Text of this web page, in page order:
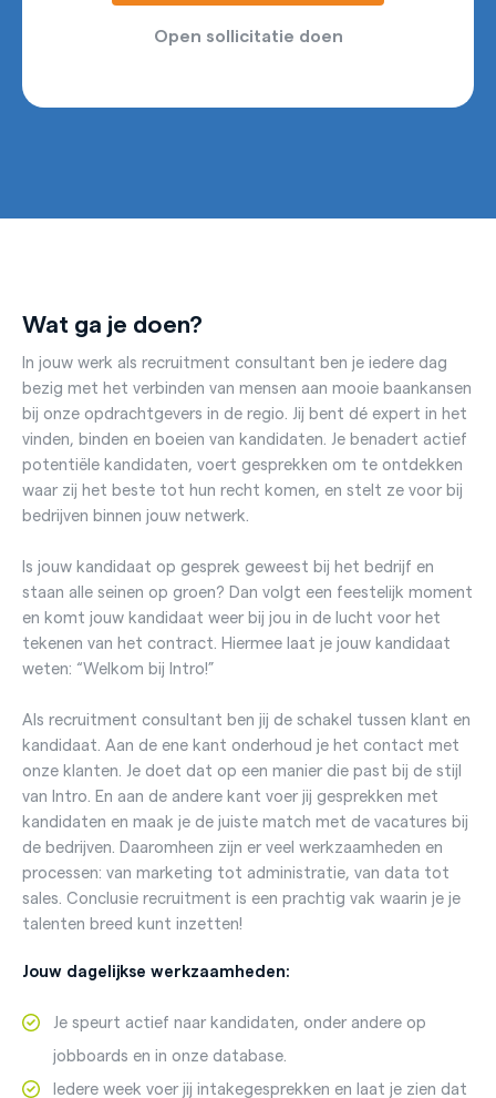
Open sollicitatie doen
Wat ga je doen?
In jouw werk als recruitment consultant ben je iedere dag
bezig met het verbinden van mensen aan mooie baankansen
bij onze opdrachtgevers in de regio. Jij bent dé expert in het
vinden, binden en boeien van kandidaten. Je benadert actief
potentiële kandidaten, voert gesprekken om te ontdekken
waar zij het beste tot hun recht komen, en stelt ze voor bij
bedrijven binnen jouw netwerk.
Is jouw kandidaat op gesprek geweest bij het bedrijf en
staan alle seinen op groen? Dan volgt een feestelijk moment
en komt jouw kandidaat weer bij jou in de lucht voor het
tekenen van het contract. Hiermee laat je jouw kandidaat
weten: “Welkom bij Intro!”
Als recruitment consultant ben jij de schakel tussen klant en
kandidaat. Aan de ene kant onderhoud je het contact met
onze klanten. Je doet dat op een manier die past bij de stijl
van Intro. En aan de andere kant voer jij gesprekken met
kandidaten en maak je de juiste match met de vacatures bij
de bedrijven. Daaromheen zijn er veel werkzaamheden en
processen: van marketing tot administratie, van data tot
sales. Conclusie recruitment is een prachtig vak waarin je je
talenten breed kunt inzetten!
Jouw dagelijkse werkzaamheden:
Je speurt actief naar kandidaten, onder andere op
jobboards en in onze database.
Iedere week voer jij intakegesprekken en laat je zien dat